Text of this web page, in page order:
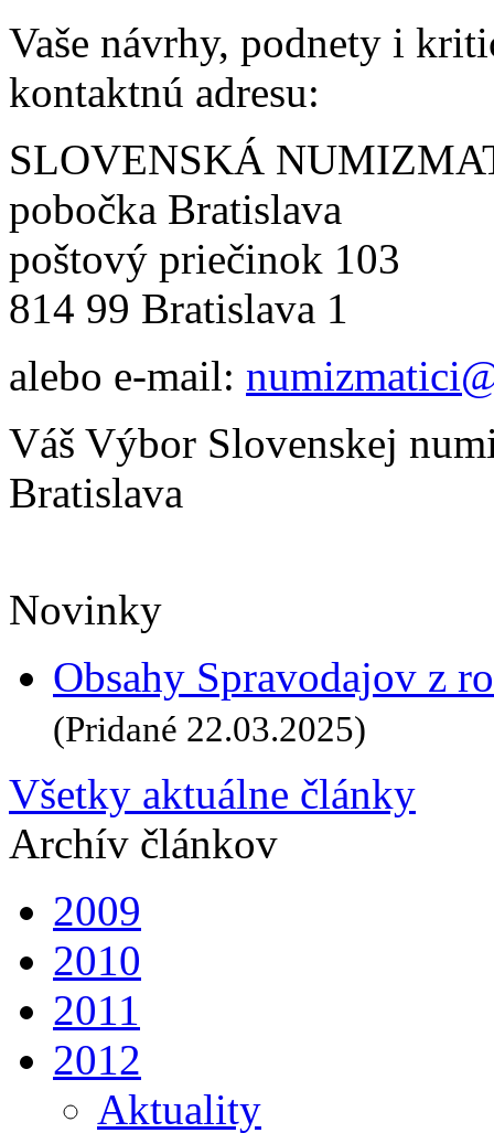
Vaše návrhy, podnety i
kontaktnú adresu:
SLOVENSKÁ
pobočka Bratislava
poštový priečinok 103
814 99 Bratislava 1
alebo e-mail:
Váš Výbor Slovenskej
Bratislava
Novinky
Obsahy Spravodajov z
(Pridané 22.03.2025)
Všetky aktuálne články
Archív článkov
2009
2010
2011
2012
Aktuality